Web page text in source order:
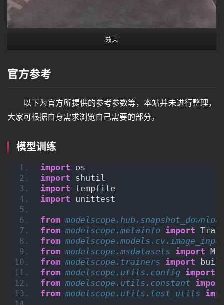
效果
官方参考
以下为官方所提供的参考参数等，本站并未进行整理，
大家可根据自身需求浏览自己需要的部分。
模型训练
import os
import shutil
import tempfile
import unittest
from
from modelscope.metainfo import
from
from modelscope.msdatasets import
from modelscope.trainers import
from modelscope.utils.config import
from modelscope.utils.constant
from modelscope.utils.test_utils